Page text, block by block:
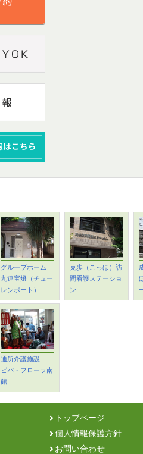
グループホーム
九連宝燈（チュー
レンポート）
克歩（こっほ）訪
問看護ステーショ
ン
通所介護施設
ビバ・フローラ南
館
トップページ
個人情報保護方針
お問い合わせ